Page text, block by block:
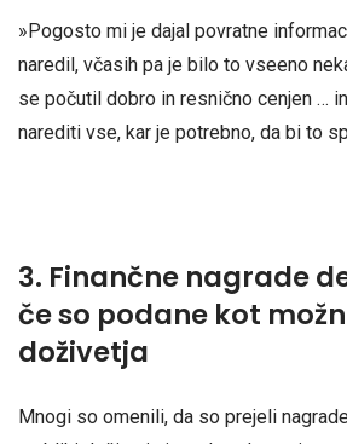
»Pogosto mi je dajal povratne
naredil, včasih pa je bilo to vseeno
se počutil dobro in resnično cenjen …
narediti vse, kar je potrebno, da bi to
3. Finančne nagrade
če so podane kot
doživetja
Mnogi so omenili, da so prejeli